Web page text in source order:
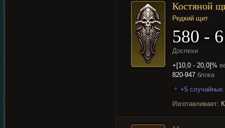
Костяной
Редкий щит
580 -
Доспехи
+[10,0 - 20,0]%
820-947 блока
+5 случайных
Изготавливает: